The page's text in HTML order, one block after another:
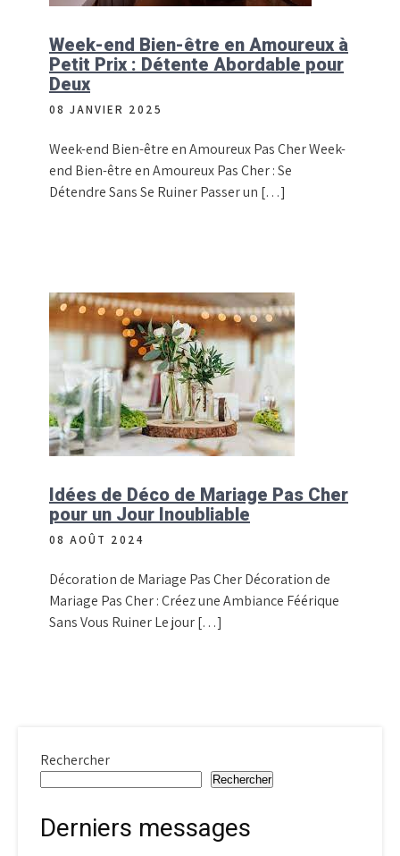
Week-end Bien-être en Amoureux à
Petit Prix : Détente Abordable pour
Deux
08 JANVIER 2025
Week-end Bien-être en Amoureux Pas Cher Week-
end Bien-être en Amoureux Pas Cher : Se
Détendre Sans Se Ruiner Passer un […]
Idées de Déco de Mariage Pas Cher
pour un Jour Inoubliable
08 AOÛT 2024
Décoration de Mariage Pas Cher Décoration de
Mariage Pas Cher : Créez une Ambiance Féérique
Sans Vous Ruiner Le jour […]
Rechercher
Rechercher
Derniers messages